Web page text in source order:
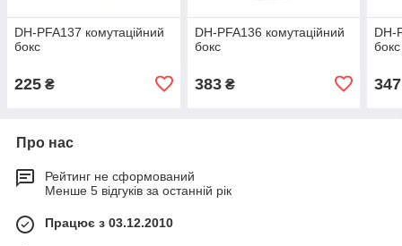
DH-PFA137 комутаційний
бокс
225 ₴
DH-PFA136 комутаційний
бокс
383₴
DH-
бокс
347
Про нас
Рейтинг не сформований
Менше 5 відгуків за останній рік
Працює з 03.12.2010